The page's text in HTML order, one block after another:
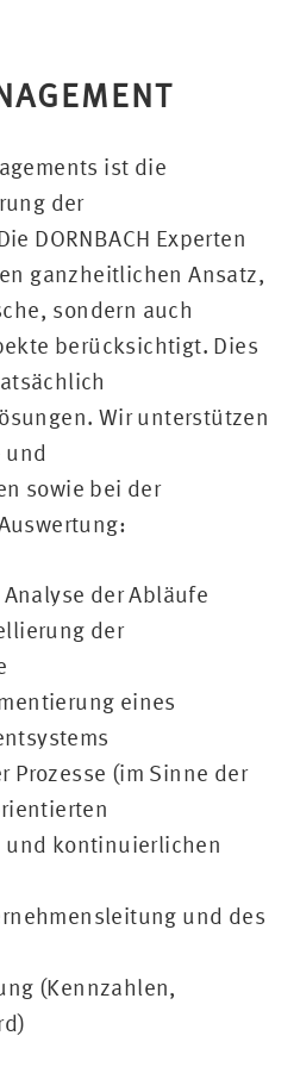
ist die
der
DORNBACH Experten
ganzheitlichen Ansatz,
sondern auch
berücksichtigt. Dies
Wir unterstützen
und
sowie bei der
der Abläufe
der
eines
Prozesse (im Sinne der
kontinuierlichen
und des
(Kennzahlen,